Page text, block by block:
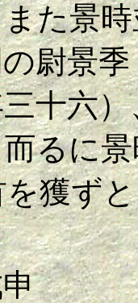
た景
景季
十六
に景
獲ず